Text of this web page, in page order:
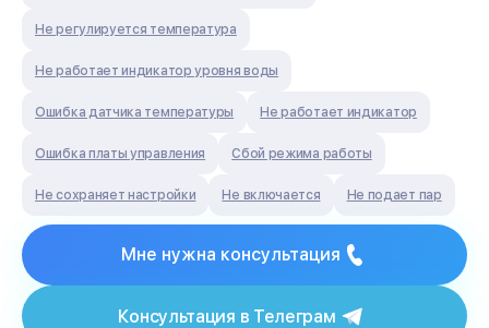
Не регулируется температура
Не работает индикатор уровня воды
Ошибка датчика температуры Не работает индикатор
Ошибка платы управления Сбой режима работы
Не сохраняет настройки Не включается Не подает пар
Мне нужна консультация
Консультация в Телеграм